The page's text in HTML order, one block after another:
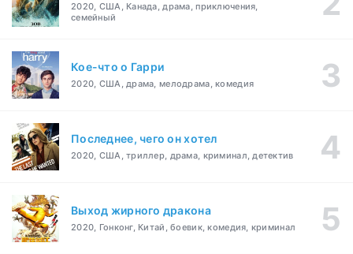
2020, США, Канада, драма, приключения,
семейный
Кое-что о Гарри
2020, США, драма, мелодрама, комедия
Последнее, чего он хотел
2020, США, триллер, драма, криминал, детектив
Выход жирного дракона
2020, Гонконг, Китай, боевик, комедия, криминал